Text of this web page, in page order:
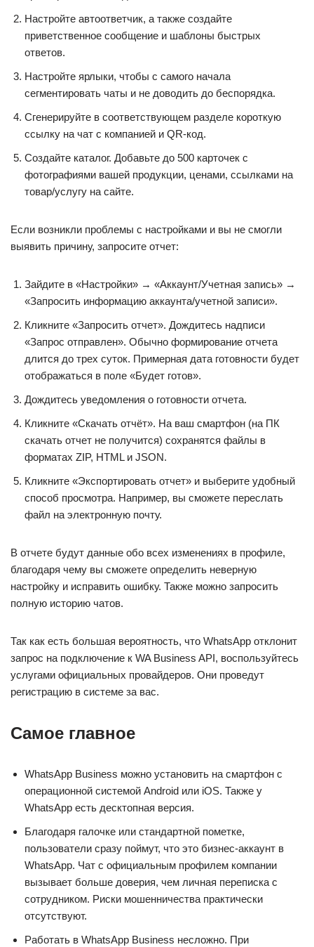
Настройте автоответчик, а также создайте
приветственное сообщение и шаблоны быстрых
ответов.
Настройте ярлыки, чтобы с самого начала
сегментировать чаты и не доводить до беспорядка.
Сгенерируйте в соответствующем разделе короткую
ссылку на чат с компанией и QR-код.
Создайте каталог. Добавьте до 500 карточек с
фотографиями вашей продукции, ценами, ссылками на
товар/услугу на сайте.
Если возникли проблемы с настройками и вы не смогли
выявить причину, запросите отчет:
Зайдите в «Настройки» → «Аккаунт/Учетная запись» →
«Запросить информацию аккаунта/учетной записи».
Кликните «Запросить отчет». Дождитесь надписи
«Запрос отправлен». Обычно формирование отчета
длится до трех суток. Примерная дата готовности будет
отображаться в поле «Будет готов».
Дождитесь уведомления о готовности отчета.
Кликните «Скачать отчёт». На ваш смартфон (на ПК
скачать отчет не получится) сохранятся файлы в
форматах ZIP, HTML и JSON.
Кликните «Экспортировать отчет» и выберите удобный
способ просмотра. Например, вы сможете переслать
файл на электронную почту.
В отчете будут данные обо всех изменениях в профиле,
благодаря чему вы сможете определить неверную
настройку и исправить ошибку. Также можно запросить
полную историю чатов.
Так как есть большая вероятность, что WhatsApp отклонит
запрос на подключение к WA Business API, воспользуйтесь
услугами официальных провайдеров. Они проведут
регистрацию в системе за вас.
Самое главное
WhatsApp Business можно установить на смартфон с
операционной системой Android или iOS. Также у
WhatsApp есть десктопная версия.
Благодаря галочке или стандартной пометке,
пользователи сразу поймут, что это бизнес-аккаунт в
WhatsApp. Чат с официальным профилем компании
вызывает больше доверия, чем личная переписка с
сотрудником. Риски мошенничества практически
отсутствуют.
Работать в WhatsApp Business несложно. При